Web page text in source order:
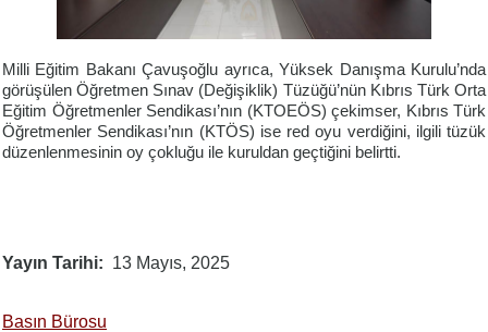
Milli Eğitim Bakanı Çavuşoğlu ayrıca, Yüksek Danışma Kurulu’nda
görüşülen Öğretmen Sınav (Değişiklik) Tüzüğü’nün Kıbrıs Türk Orta
Eğitim Öğretmenler Sendikası’nın (KTOEÖS) çekimser, Kıbrıs Türk
Öğretmenler Sendikası’nın (KTÖS) ise red oyu verdiğini, ilgili tüzük
düzenlenmesinin oy çokluğu ile kuruldan geçtiğini belirtti.
Yayın Tarihi 13 Mayıs, 2025
Basın Bürosu